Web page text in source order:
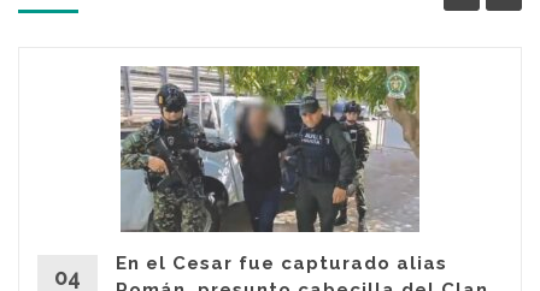
04
En el Cesar fue capturado alias